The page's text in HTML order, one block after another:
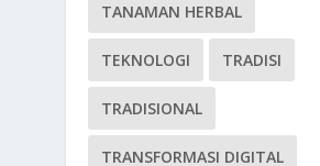
TANAMAN HERBAL
TEKNOLOGI TRADISI
TRADISIONAL
TRANSFORMASI DIGITAL